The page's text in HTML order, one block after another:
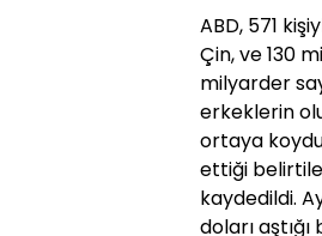
ABD, 571
Çin, ve 130
milyarder
erkeklerin
ortaya
ettiği
kaydedildi.
doları